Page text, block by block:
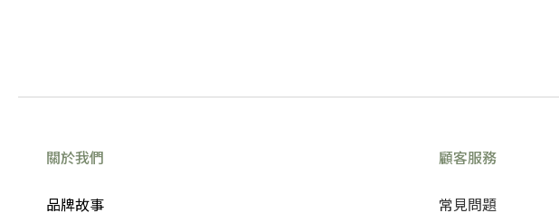
關於我們
品牌故事
顧客服務
常見問題